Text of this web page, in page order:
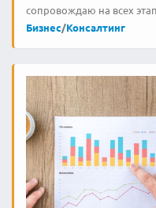
сопровождаю на всех
Бизнес/Консалтинг